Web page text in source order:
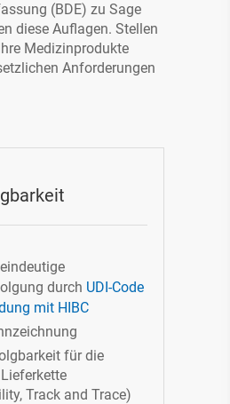
aus:
ERP
und Lagerlogistik für
(BDE) zu Sage
diese Auflagen. Stellen
Medizinprodukte
Anforderungen
durch UDI-Code
mit HIBC
für die
Track and Trace)